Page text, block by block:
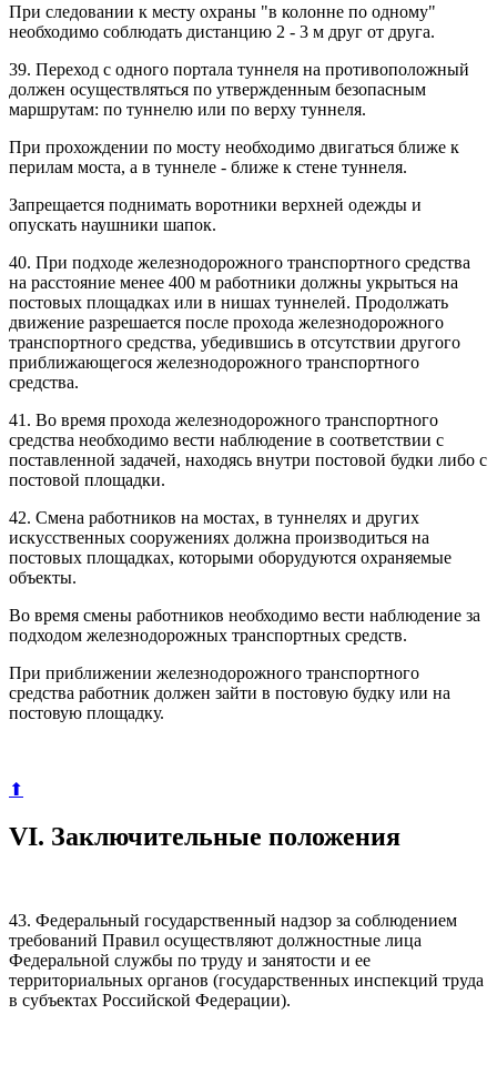
При следовании к месту охраны "в колонне по одному"
необходимо соблюдать дистанцию 2 - 3 м друг от друга.
39. Переход с одного портала туннеля на противоположный
должен осуществляться по утвержденным безопасным
маршрутам: по туннелю или по верху туннеля.
При прохождении по мосту необходимо двигаться ближе к
перилам моста, а в туннеле - ближе к стене туннеля.
Запрещается поднимать воротники верхней одежды и
опускать наушники шапок.
40. При подходе железнодорожного транспортного средства
на расстояние менее 400 м работники должны укрыться на
постовых площадках или в нишах туннелей. Продолжать
движение разрешается после прохода железнодорожного
транспортного средства, убедившись в отсутствии другого
приближающегося железнодорожного транспортного
средства.
41. Во время прохода железнодорожного транспортного
средства необходимо вести наблюдение в соответствии с
поставленной задачей, находясь внутри постовой будки либо с
постовой площадки.
42. Смена работников на мостах, в туннелях и других
искусственных сооружениях должна производиться на
постовых площадках, которыми оборудуются охраняемые
объекты.
Во время смены работников необходимо вести наблюдение за
подходом железнодорожных транспортных средств.
При приближении железнодорожного транспортного
средства работник должен зайти в постовую будку или на
постовую площадку.
⬆
VI. Заключительные положения
43. Федеральный государственный надзор за соблюдением
требований Правил осуществляют должностные лица
Федеральной службы по труду и занятости и ее
территориальных органов (государственных инспекций труда
в субъектах Российской Федерации).